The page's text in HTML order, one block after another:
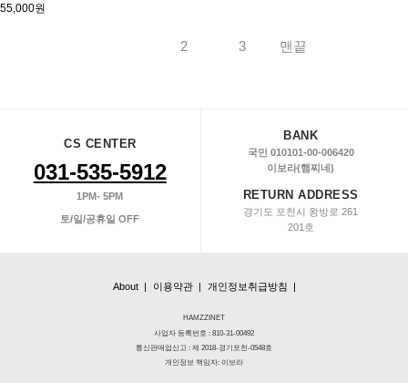
55,000원
2 3 맨끝
CS CENTER
031-535-5912
1PM- 5PM
토/일/공휴일 OFF
BANK
국민 010101-00-006420
이보라(햄찌네)
RETURN ADDRESS
경기도 포천시 왕방로 261
201호
About | 이용약관 | 개인정보취급방침 |
HAMZZINET
사업자 등록번호 : 810-31-00492
통신판매업신고 : 제 2018-경기포천-0548호
개인정보 책임자: 이보라